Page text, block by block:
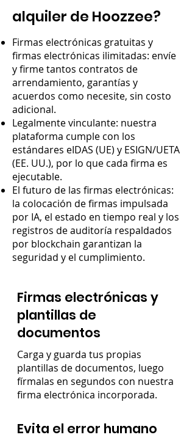
alquiler de Hoozzee?
Firmas electrónicas gratuitas y
firmas electrónicas ilimitadas: envíe
y firme tantos contratos de
arrendamiento, garantías y
acuerdos como necesite, sin costo
adicional.
Legalmente vinculante: nuestra
plataforma cumple con los
estándares eIDAS (UE) y ESIGN/UETA
(EE. UU.), por lo que cada firma es
ejecutable.
El futuro de las firmas electrónicas:
la colocación de firmas impulsada
por IA, el estado en tiempo real y los
registros de auditoría respaldados
por blockchain garantizan la
seguridad y el cumplimiento.
Firmas electrónicas y
plantillas de
documentos
Carga y guarda tus propias
plantillas de documentos, luego
fírmalas en segundos con nuestra
firma electrónica incorporada.
Evita el error humano